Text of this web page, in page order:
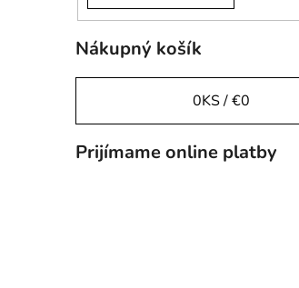
Nákupný košík
0KS /€0
Prijímame online platby